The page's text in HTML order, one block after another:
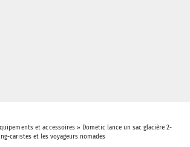
et accessoires » Dometic lance un sac glacière 2-
caristes et les voyageurs nomades